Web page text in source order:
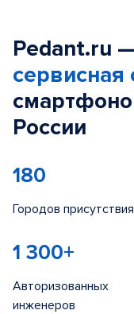
Pedant.ru
сервисная
России
180
Городов присутствия
1 300+
Авторизованных
инженеров